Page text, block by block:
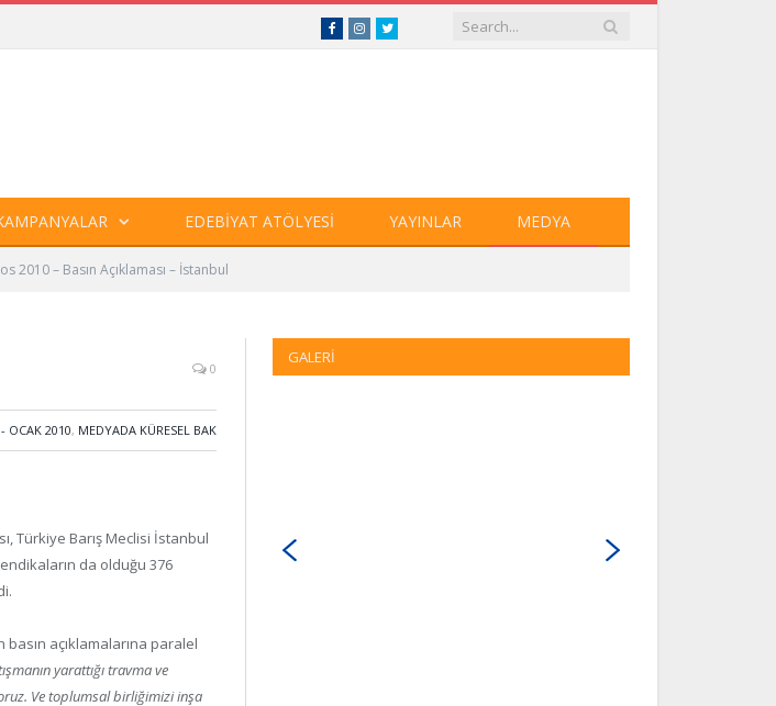
FacebookInstagramTwitter
EDEBIYAT ATÖLYESI YAYINLAR MEDYA
2010 – Basın Açıklaması – İstanbul
0
OCAK 2010, MEDYADA KÜRESEL BAK
Türkiye Barış Meclisi İstanbul
da olduğu 376
açıklamalarına paralel
yarattığı travma ve
Ve toplumsal birliğimizi inşa
GALERI